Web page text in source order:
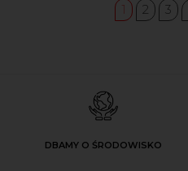
1 2 3
DBAMY O ŚRODOWISKO